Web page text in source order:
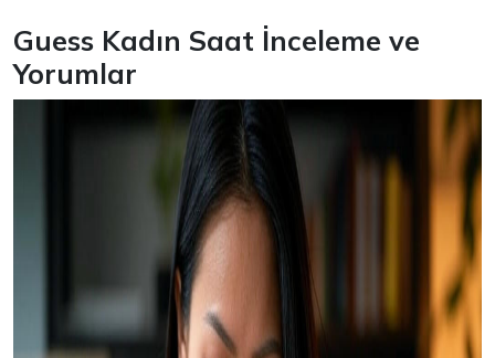
Guess Kadın Saat İnceleme ve
Yorumlar